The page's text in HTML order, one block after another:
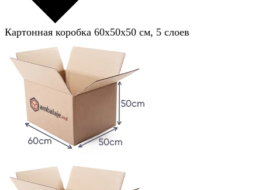
Картонная коробка 60x50x50 см, 5 слоев